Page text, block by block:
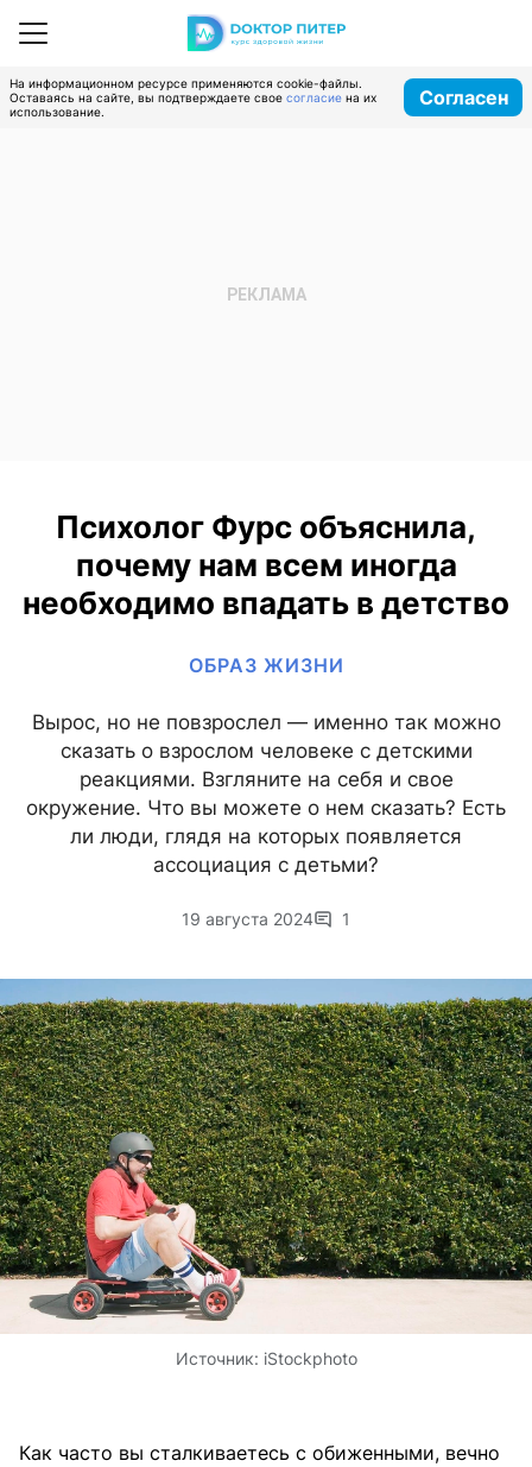
На информационном ресурсе применяются cookie-файлы.
Оставаясь на сайте, вы подтверждаете свое согласие на их
использование.
Согласен
Психолог Фурс объяснила,
почему нам всем иногда
необходимо впадать в детство
ОБРАЗ ЖИЗНИ
Вырос, но не повзрослел — именно так можно
сказать о взрослом человеке с детскими
реакциями. Взгляните на себя и свое
окружение. Что вы можете о нем сказать? Есть
ли люди, глядя на которых появляется
ассоциация с детьми?
19 августа 2024 1
Источник: iStockphoto
Как часто вы сталкиваетесь с обиженными, вечно